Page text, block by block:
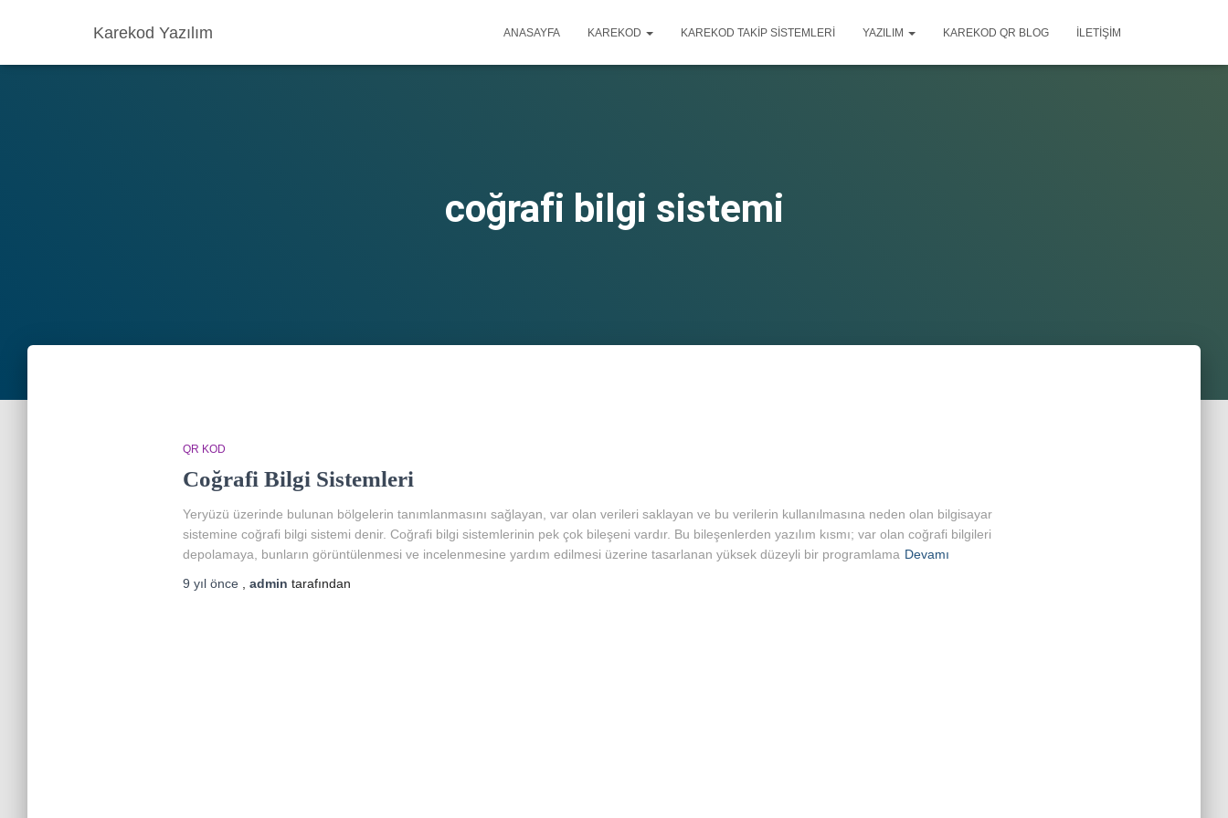
Karekod Yazılım ANASAYFA KAREKOD KAREKOD TAKIP SISTEMLERI YAZILIM KAREKOD QR BLOG İLETIŞIM
coğrafi bilgi sistemi
QR KOD
Coğrafi Bilgi Sistemleri
Yeryüzü üzerinde bulunan bölgelerin tanımlanmasını sağlayan, var olan verileri saklayan ve bu verilerin kullanılmasına neden olan bilgisayar
sistemine coğrafi bilgi sistemi denir. Coğrafi bilgi sistemlerinin pek çok bileşeni vardır. Bu bileşenlerden yazılım kısmı; var olan coğrafi bilgileri
depolamaya, bunların görüntülenmesi ve incelenmesine yardım edilmesi üzerine tasarlanan yüksek düzeyli bir programlama Devamı
9 yılönce admin tarafından